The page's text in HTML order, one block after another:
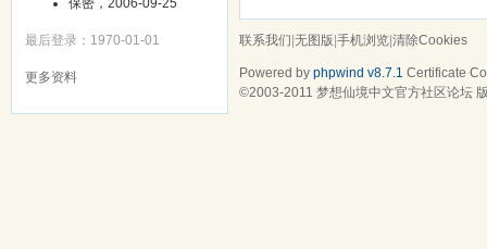
保密，2006-09-25
最后登录：1970-01-01
更多资料
联系我们|无图版|手机浏览|清除Cookies
Powered by phpwind v8.7.1 Certificate
©2003-2011 梦想仙境中文官方社区论坛